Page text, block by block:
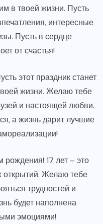
в твоей жизни. Пусть
интересные
Пусть в сердце
от счастья!
этот праздник станет
жизни. Желаю тебе
и настоящей любви.
а жизнь дарит лучшие
17 лет – это
открытий. Желаю тебе
трудностей и
будет наполнена
эмоциями!